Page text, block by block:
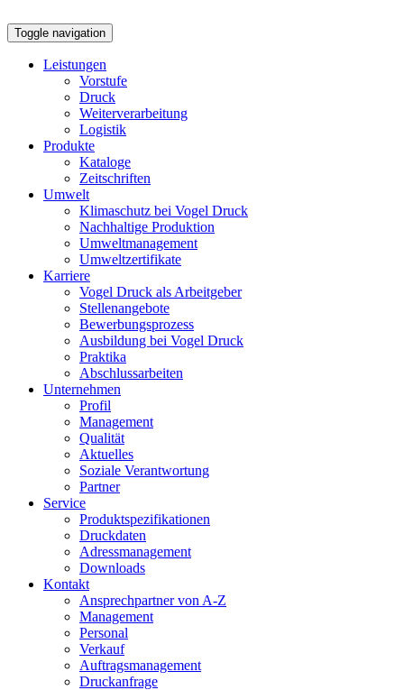
Toggle navigation
Leistungen
Vorstufe
Druck
Weiterverarbeitung
Logistik
Produkte
Kataloge
Zeitschriften
Umwelt
Klimaschutz bei Vogel Druck
Nachhaltige Produktion
Umweltmanagement
Umweltzertifikate
Karriere
Vogel Druck als Arbeitgeber
Stellenangebote
Bewerbungsprozess
Ausbildung bei Vogel Druck
Praktika
Abschlussarbeiten
Unternehmen
Profil
Management
Qualität
Aktuelles
Soziale Verantwortung
Partner
Service
Produktspezifikationen
Druckdaten
Adressmanagement
Downloads
Kontakt
Ansprechpartner von A-Z
Management
Personal
Verkauf
Auftragsmanagement
Druckanfrage